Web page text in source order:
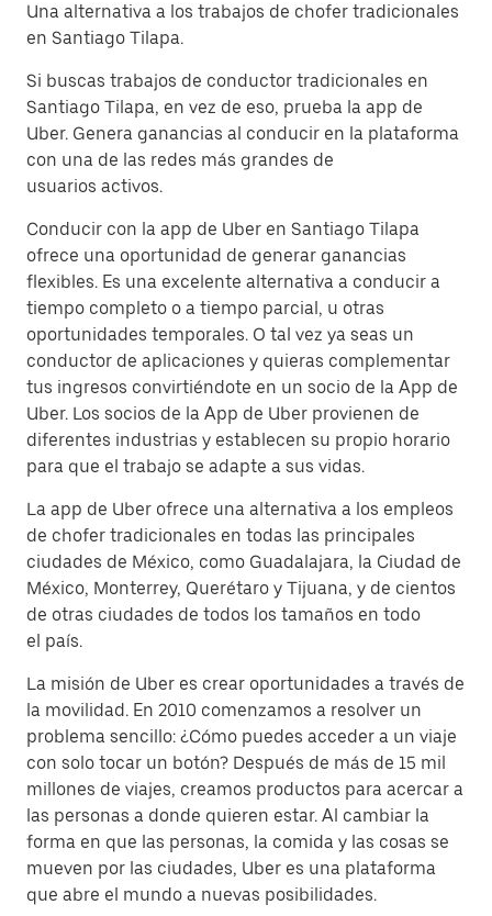
Una alternativa a los trabajos de chofer tradicionales
en Santiago Tilapa.
Si buscas trabajos de conductor tradicionales en
Santiago Tilapa, en vez de eso, prueba la app de
Uber. Genera ganancias al conducir en la plataforma
con una de las redes más grandes de
usuarios activos.
Conducir con la app de Uber en Santiago Tilapa
ofrece una oportunidad de generar ganancias
flexibles. Es una excelente alternativa a conducir a
tiempo completo o a tiempo parcial, u otras
oportunidades temporales. O tal vez ya seas un
conductor de aplicaciones y quieras complementar
tus ingresos convirtiéndote en un socio de la App de
Uber. Los socios de la App de Uber provienen de
diferentes industrias y establecen su propio horario
para que el trabajo se adapte a sus vidas.
La app de Uber ofrece una alternativa a los empleos
de chofer tradicionales en todas las principales
ciudades de México, como Guadalajara, la Ciudad de
México, Monterrey, Querétaro y Tijuana, y de cientos
de otras ciudades de todos los tamaños en todo
el país.
La misión de Uber es crear oportunidades a través de
la movilidad. En 2010 comenzamos a resolver un
problema sencillo: ¿Cómo puedes acceder a un viaje
con solo tocar un botón? Después de más de 15 mil
millones de viajes, creamos productos para acercar a
las personas a donde quieren estar. Al cambiar la
forma en que las personas, la comida y las cosas se
mueven por las ciudades, Uber es una plataforma
que abre el mundo a nuevas posibilidades.